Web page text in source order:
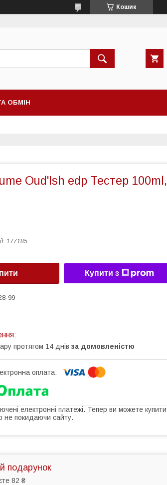
Кошик
ОБМІН
Oud'Ish edp Тестер 100ml,
177185
Купити з
99
протягом 14 днів за домовленістю
електронні платежі. Тепер ви можете купити
не покидаючи сайту.
подарунок
82 ₴